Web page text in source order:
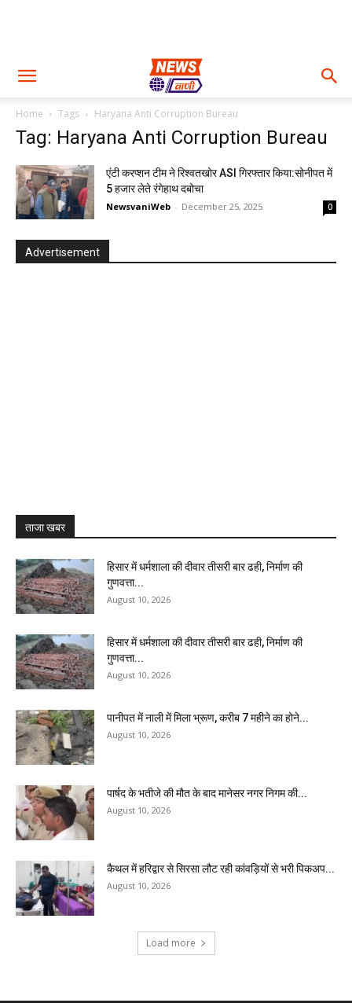
Home Tags Haryana Anti Corruption Bureau
Tag: Haryana Anti Corruption Bureau
एंटी करप्शन टीम ने रिश्वतखोर ASI गिरफ्तार किया:सोनीपत में
₹5 हजार लेते रंगेहाथ दबोचा
NewsvaniWeb - December 25, 2025 0
Advertisement
ताजा खबर
हिसार में धर्मशाला की दीवार तीसरी बार ढही, निर्माण की
गुणवत्ता...
August 10, 2026
हिसार में धर्मशाला की दीवार तीसरी बार ढही, निर्माण की
गुणवत्ता...
August 10, 2026
पानीपत में नाली में मिला भ्रूण, करीब 7 महीने का होने...
August 10, 2026
पार्षद के भतीजे की मौत के बाद मानेसर नगर निगम की...
August 10, 2026
कैथल में हरिद्वार से सिरसा लौट रही कांवड़ियों से भरी पिकअप...
August 10, 2026
Load more